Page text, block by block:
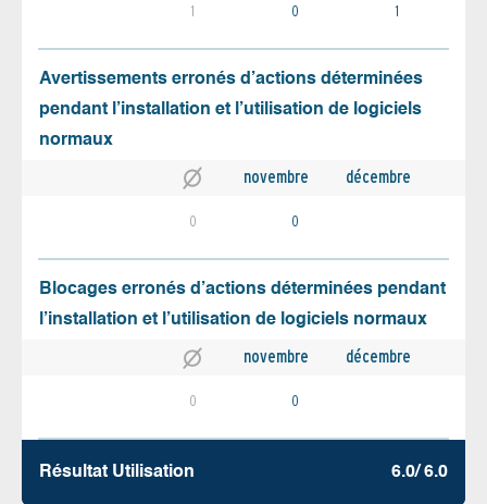
1 0 1
Avertissements erronés d’actions déterminées
pendant l’installation et l’utilisation de logiciels
normaux
novembre décembre
0 0
Blocages erronés d’actions déterminées pendant
l’installation et l’utilisation de logiciels normaux
novembre décembre
0 0
Résultat Utilisation 6.0/ 6.0